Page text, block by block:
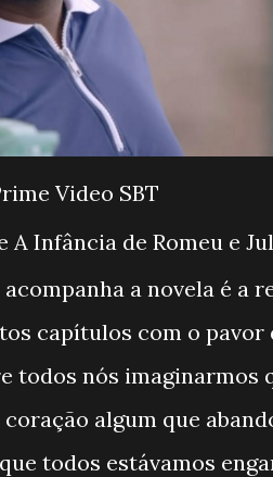
Video SBT
A Infância de Romeu e
a novela é a
capítulos com o pavor
todos nós imaginarmos
algum que
todos estávamos